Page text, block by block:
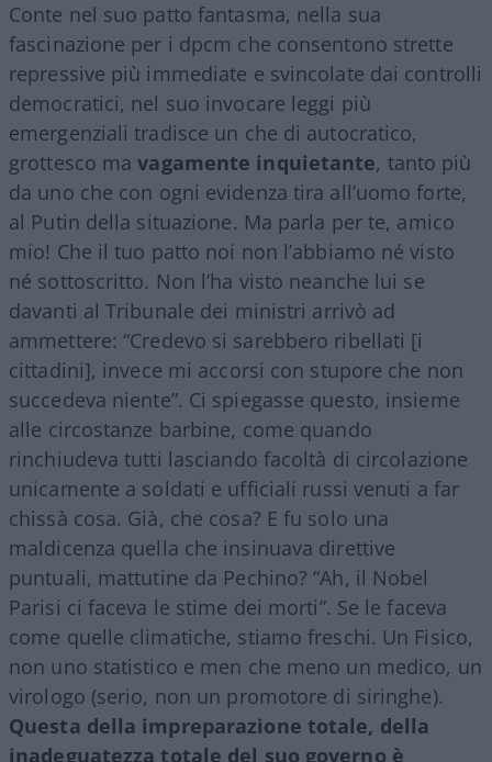
Conte nel suo patto fantasma, nella sua
fascinazione per i dpcm che consentono strette
repressive più immediate e svincolate dai controlli
democratici, nel suo invocare leggi più
emergenziali tradisce un che di autocratico,
grottesco mavagamente inquietante, tanto più
da uno che con ogni evidenza tira all’uomo forte,
al Putin della situazione. Ma parla per te, amico
mio! Che il tuo patto noi non l’abbiamo né visto
né sottoscritto. Non l’ha visto neanche lui se
davanti al Tribunale dei ministri arrivò ad
ammettere: “Credevo si sarebbero ribellati [i
cittadini], invece mi accorsi con stupore che non
succedeva niente”. Ci spiegasse questo, insieme
alle circostanze barbine, come quando
rinchiudeva tutti lasciando facoltà di circolazione
unicamente a soldati e ufficiali russi venuti a far
chissà cosa. Già, che cosa? E fu solo una
maldicenza quella che insinuava direttive
puntuali, mattutine da Pechino? “Ah, il Nobel
Parisi ci faceva le stime dei morti”. Se le faceva
come quelle climatiche, stiamo freschi. Un Fisico,
non uno statistico e men che meno un medico, un
virologo (serio, non un promotore di siringhe).
Questa della impreparazione totale, della
inadeguatezza totale del suo governo è